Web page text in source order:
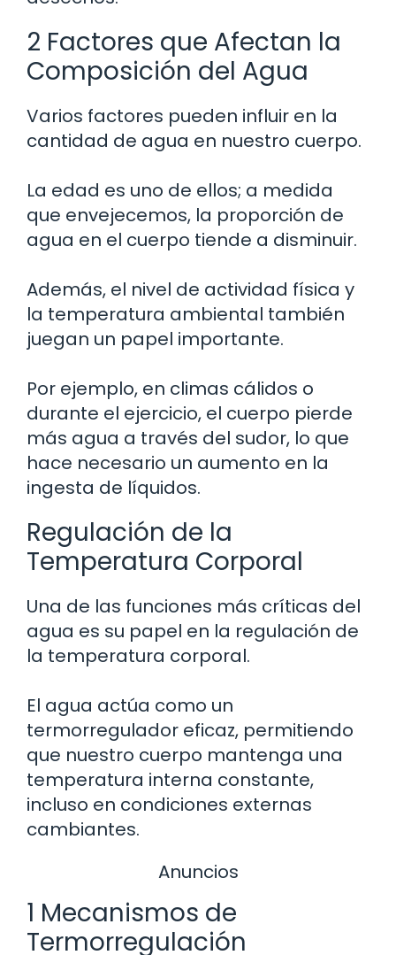
2 Factores que Afectan la
Composición del Agua
Varios factores pueden influir en la
cantidad de agua en nuestro cuerpo.
La edad es uno de ellos; a medida
que envejecemos, la proporción de
agua en el cuerpo tiende a disminuir.
Además, el nivel de actividad física y
la temperatura ambiental también
juegan un papel importante.
Por ejemplo, en climas cálidos o
durante el ejercicio, el cuerpo pierde
más agua a través del sudor, lo que
hace necesario un aumento en la
ingesta de líquidos.
Regulación de la
Temperatura Corporal
Una de las funciones más críticas del
agua es su papel en la regulación de
la temperatura corporal.
El agua actúa como un
termorregulador eficaz, permitiendo
que nuestro cuerpo mantenga una
temperatura interna constante,
incluso en condiciones externas
cambiantes.
Anuncios
1 Mecanismos de
Termorregulación